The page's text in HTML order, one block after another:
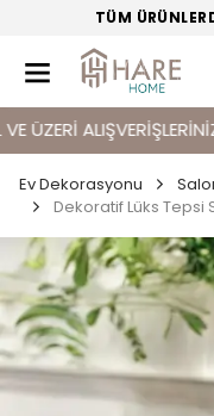
TÜM
ALIŞVERİŞLERİNİZDE
Ev Dekorasyonu
Dekoratif Lüks Tepsi